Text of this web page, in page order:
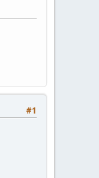
#1